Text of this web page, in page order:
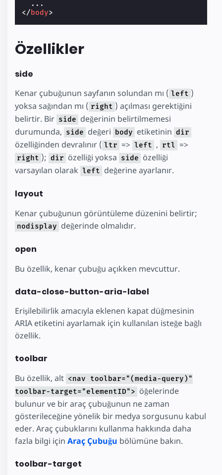
</body>
Özellikler
side
Kenar çubuğunun sayfanın solundan mı ( left )
yoksa sağından mı ( right ) açılması gerektiğini
belirtir. Bir side değerinin belirtilmemesi
durumunda, side değeri body etiketinin dir
özelliğinden devralınır ( ltr => left , rtl =>
right ); dir özelliği yoksa side özelliği
varsayılan olarak left değerine ayarlanır.
layout
Kenar çubuğunun görüntüleme düzenini belirtir;
nodisplay değerinde olmalıdır.
open
Bu özellik, kenar çubuğu açıkken mevcuttur.
data-close-button-aria-label
Erişilebilirlik amacıyla eklenen kapat düğmesinin
ARIA etiketini ayarlamak için kullanılan isteğe bağlı
özellik.
toolbar
Bu özellik, alt <nav toolbar="(media-query)"
toolbar-target="elementID"> öğelerinde
bulunur ve bir araç çubuğunun ne zaman
gösterileceğine yönelik bir medya sorgusunu kabul
eder. Araç çubuklarını kullanma hakkında daha
fazla bilgi için Araç Çubuğu bölümüne bakın.
toolbar-target